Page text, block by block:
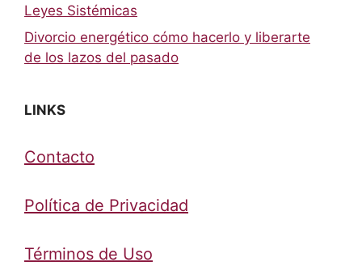
Leyes Sistémicas
Divorcio energético cómo hacerlo y liberarte
de los lazos del pasado
LINKS
Contacto
Política de Privacidad
Términos de Uso